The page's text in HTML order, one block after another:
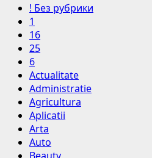
! Без рубрики
1
16
25
6
Actualitate
Administratie
Agricultura
Aplicatii
Arta
Auto
Beauty